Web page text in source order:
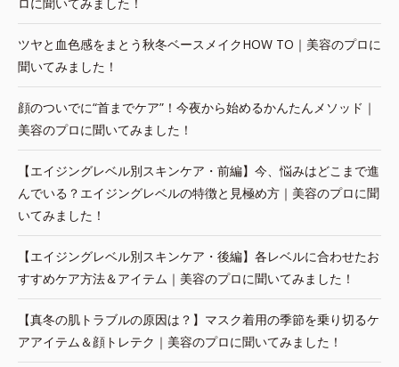
ツヤと血色感をまとう秋冬ベースメイクHOW TO｜美容のプロに
聞いてみました！
顔のついでに“首までケア”！今夜から始めるかんたんメソッド｜
美容のプロに聞いてみました！
【エイジングレベル別スキンケア・前編】今、悩みはどこまで進
んでいる？エイジングレベルの特徴と見極め方｜美容のプロに聞
いてみました！
【エイジングレベル別スキンケア・後編】各レベルに合わせたお
すすめケア方法＆アイテム｜美容のプロに聞いてみました！
【真冬の肌トラブルの原因は？】マスク着用の季節を乗り切るケ
アアイテム＆顔トレテク｜美容のプロに聞いてみました！